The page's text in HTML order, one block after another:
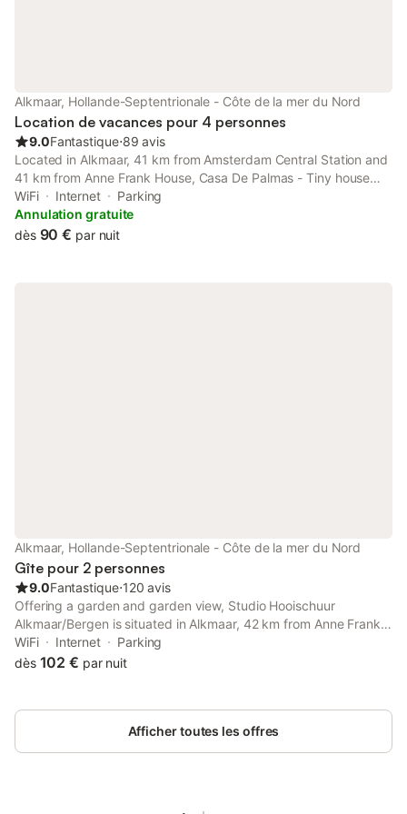
induction, bouilloire, cafetière, casseroles et couverts -
Chauffage central - Télévision numérique avec plus de 100
chaînes
Alkmaar, Hollande-Septentrionale - Côte de la mer du Nord
Location de vacances pour 4 personnes
9.0Fantastique⋅89 avis
Located in Alkmaar, 41 km from Amsterdam Central Station and
41 km from Anne Frank House, Casa De Palmas - Tiny house
provides air-conditioned accommodation with a balcony and
free WiFi. With garden views, this accommodation features a
patio.
WiFi Internet
Parking
Annulation gratuite
dès 90 € par nuit
Alkmaar, Hollande-Septentrionale - Côte de la mer du Nord
Gîte pour 2 personnes
9.0Fantastique⋅120 avis
Offering a garden and garden view, Studio Hooischuur
Alkmaar/Bergen is situated in Alkmaar, 42 km from Anne Frank
House and 43 km from A'DAM Lookout. This property offers
access to a balcony, free private parking and free WiFi.
WiFi Internet
Parking
dès 102 € par nuit
Afficher toutes les offres